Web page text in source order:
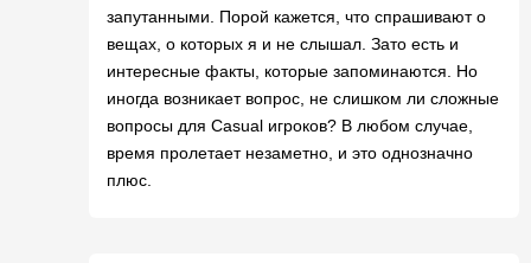
запутанными. Порой кажется, что спрашивают о
вещах, о которых я и не слышал. Зато есть и
интересные факты, которые запоминаются. Но
иногда возникает вопрос, не слишком ли сложные
вопросы для Casual игроков? В любом случае,
время пролетает незаметно, и это однозначно
плюс.